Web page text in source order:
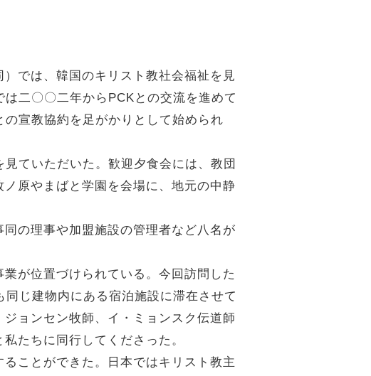
では、韓国のキリスト教社会福祉を見
二〇〇二年からPCKとの交流を進めて
宣教協約を足がかりとして始められ
ていただいた。歓迎夕食会には、教団
原やまばと学園を会場に、地元の中静
の理事や加盟施設の管理者など八名が
が位置づけられている。今回訪問した
じ建物内にある宿泊施設に滞在させて
ョンセン牧師、イ・ミョンスク伝道師
たちに同行してくださった。
ことができた。日本ではキリスト教主